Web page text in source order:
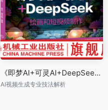
《即梦AI+可灵AI+DeepSeek：绘画和短视频制作》
AI视频生成专业技法解析